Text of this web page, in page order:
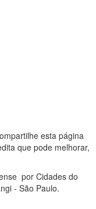
esta página
que pode melhorar,
por Cidades do
- São Paulo.